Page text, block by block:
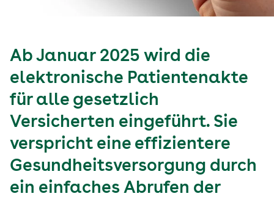
Ab Januar 2025 wird die
elektronische Patientenakte
für alle gesetzlich
Versicherten eingeführt. Sie
verspricht eine effizientere
Gesundheitsversorgung durch
ein einfaches Abrufen der